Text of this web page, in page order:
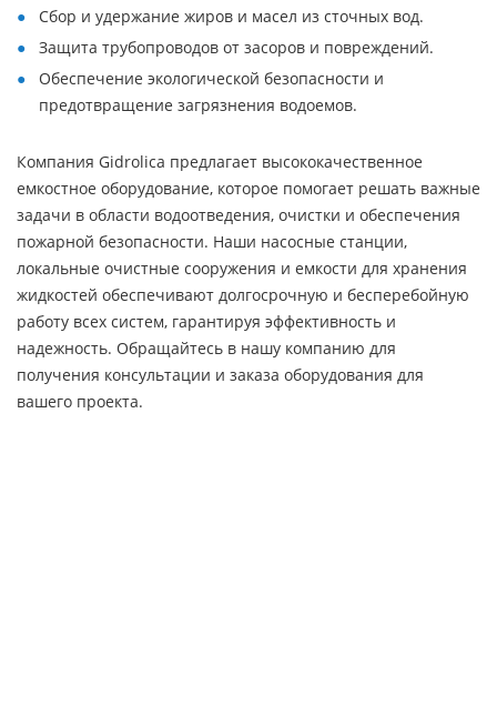
Сбор и удержание жиров и масел из сточных вод.
Защита трубопроводов от засоров и повреждений.
Обеспечение экологической безопасности и
предотвращение загрязнения водоемов.
Компания Gidrolica предлагает высококачественное
емкостное оборудование, которое помогает решать важные
задачи в области водоотведения, очистки и обеспечения
пожарной безопасности. Наши насосные станции,
локальные очистные сооружения и емкости для хранения
жидкостей обеспечивают долгосрочную и бесперебойную
работу всех систем, гарантируя эффективность и
надежность. Обращайтесь в нашу компанию для
получения консультации и заказа оборудования для
вашего проекта.